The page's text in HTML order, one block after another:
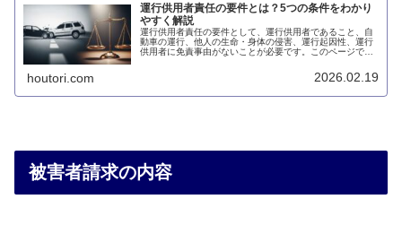
運行供用者責任の要件とは？5つの条件をわかり
やすく解説
運行供用者責任の要件として、運行供用者であること、自
動車の運行、他人の生命・身体の侵害、運行起因性、運行
供用者に免責事由がないことが必要です。このページで
houtori.com 2026.02.19
被害者請求の内容